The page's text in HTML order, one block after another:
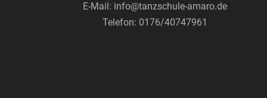
E-Mail: info@tanzschule-amaro.de
Telefon: 0176/40747961